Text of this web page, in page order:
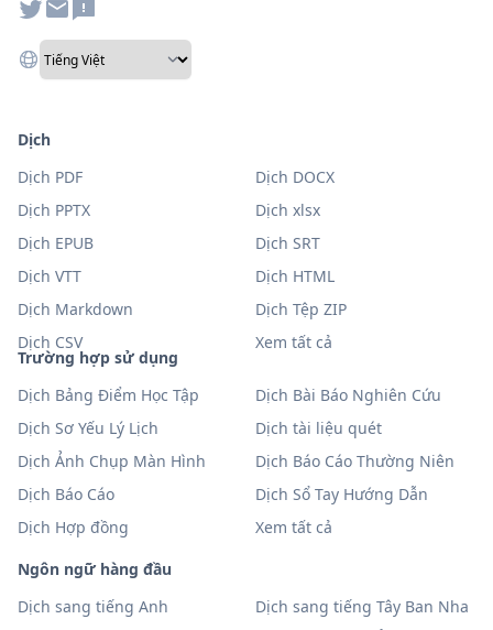
Trường hợp sử dụng
Dịch Bảng Điểm Học Tập
Dịch Bài Báo Nghiên Cứu
Dịch Sơ Yếu Lý Lịch
Dịch tài liệu quét
Dịch Ảnh Chụp Màn Hình
Dịch Báo Cáo Thường Niên
Dịch Báo Cáo
Dịch Sổ Tay Hướng Dẫn
Dịch Hợp đồng
Xem tất cả
Ngôn ngữ hàng đầu
Dịch sang tiếng Anh
Dịch sang tiếng Tây Ban Nha
Dịch
Dịch PDF
Dịch DOCX
Dịch PPTX
Dịch xlsx
Dịch EPUB
Dịch SRT
Dịch VTT
Dịch HTML
Dịch Markdown
Dịch Tệp ZIP
Dịch CSV
Xem tất cả